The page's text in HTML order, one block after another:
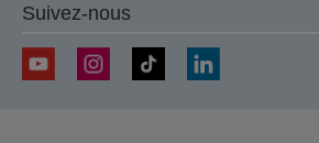
Suivez-nous